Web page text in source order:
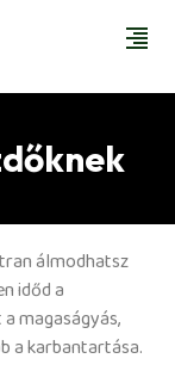
álmodhatsz
időd a
magaságyás,
a karbantartása.